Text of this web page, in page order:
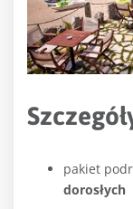
pakiet
dorosłych